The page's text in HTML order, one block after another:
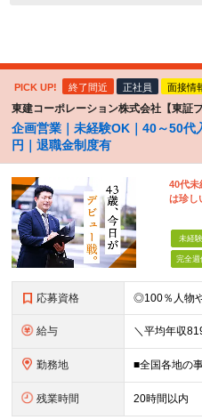
PICK UP! 終了間近 正社員 面接情
東建コーポレーション株式会社【東証
企画営業｜未経験OK｜40～50
円｜退職金制度有
40代未
は珍し
未経
完全週
応募資格
給与
勤務地
残業時間 20時間以内